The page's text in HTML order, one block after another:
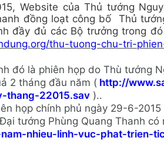
Website của Thủ tướng
đồng loạt công bố Thủ
đầy đủ các Bộ trưởng trong
thu-tuong-chu-tri-
đó là phiên họp do Thù tướng
2 tháng đầu năm ( http://
thang-22015.sav )..
họp chính phủ ngày 29-6-
tướng Phùng Quang Thanh có
nhieu-linh-vuc-phat-trien-